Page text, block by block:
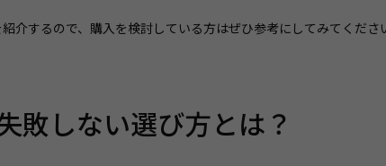
介するので、購入を検討している方はぜひ参考にしてみてくださ
敗しない選び方とは？